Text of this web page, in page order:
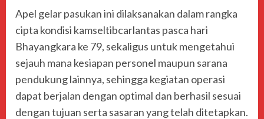
Apel gelar pasukan ini dilaksanakan dalam rangka
cipta kondisi kamseltibcarlantas pasca hari
Bhayangkara ke 79, sekaligus untuk mengetahui
sejauh mana kesiapan personel maupun sarana
pendukung lainnya, sehingga kegiatan operasi
dapat berjalan dengan optimal dan berhasil sesuai
dengan tujuan serta sasaran yang telah ditetapkan.